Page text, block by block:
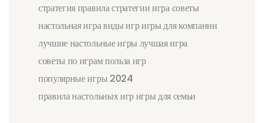
стратегияправиластратегиииграсоветы
настольная игравиды игригры для компании
лучшие настольные игры лучшая игра
советы по игрампольза игр
популярные игры 2024
правила настольных игригры для семьи